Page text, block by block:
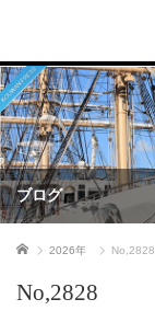
ブログ
ホーム 2026年 No,2828
No,2828